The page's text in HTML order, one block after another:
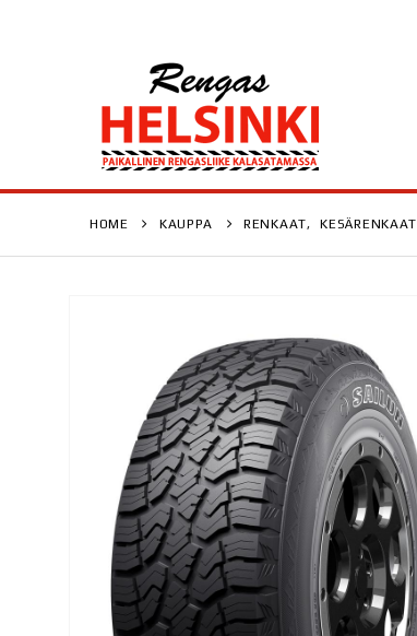
HOME KAUPPA RENKAAT, KESÄRENKAAT